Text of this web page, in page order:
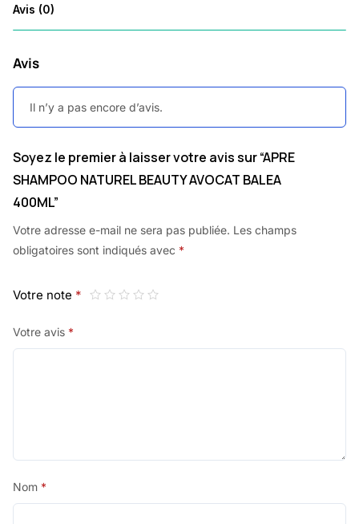
Avis (0)
Avis
Il n’y a pas encore d’avis.
Soyez le premier à laisser votre avis sur “APRE
SHAMPOO NATUREL BEAUTY AVOCAT BALEA
400ML”
Votre adresse e-mail ne sera pas publiée. Les champs
obligatoires sont indiqués avec *
Votre note *
Votre avis *
Nom *